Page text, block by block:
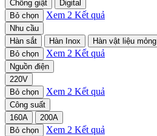
Chống giật
Digital
Bỏ chọn
Xem 2 Kết quả
Nhu cầu
Hàn sắt
Hàn Inox
Hàn vật liệu mỏng
Bỏ chọn
Xem 2 Kết quả
Nguồn điện
220V
Bỏ chọn
Xem 2 Kết quả
Công suất
160A
200A
Bỏ chọn
Xem 2 Kết quả